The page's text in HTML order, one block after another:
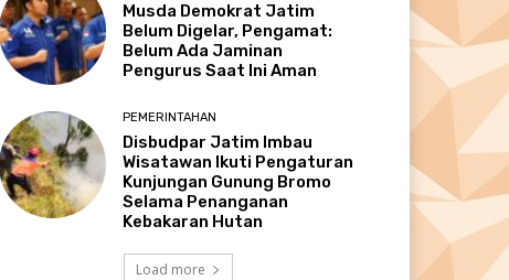
Musda Demokrat Jatim
Belum Digelar, Pengamat:
Belum Ada Jaminan
Pengurus Saat Ini Aman
PEMERINTAHAN
Disbudpar Jatim Imbau
Wisatawan Ikuti Pengaturan
Kunjungan Gunung Bromo
Selama Penanganan
Kebakaran Hutan
Load more